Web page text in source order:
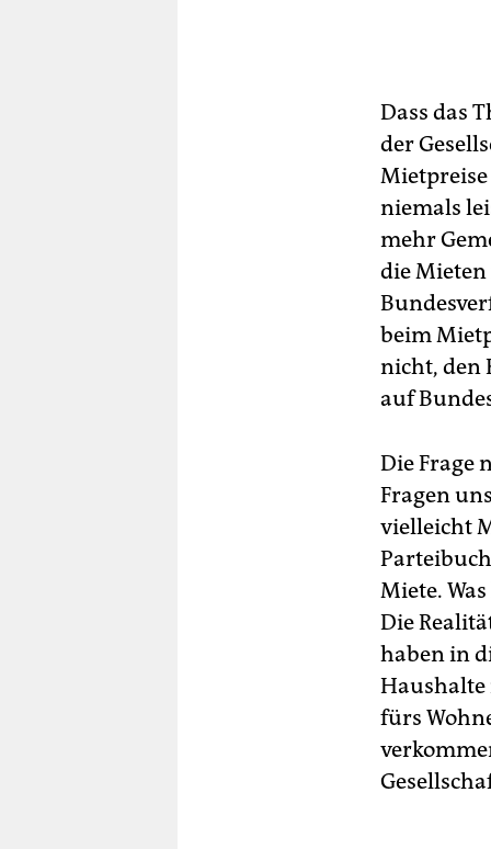
Dass das
der
Mietpreise
niemals
mehr
die Mieten
beim
nicht, den
auf
Die Frage
Fragen
vielleicht
Miete.
Die
haben in
Haushalte
fürs